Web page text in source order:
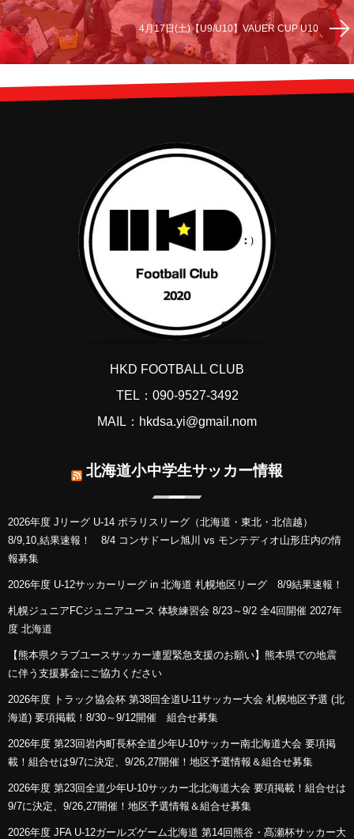
4月17日(土)【U9/U10】VAUER CUP U10
HKD FOOTBALL CLUB
TEL：090-9527-3492
MAIL：hkdsa.yi@gmail.nom
北海道小中学生サッカー情報
2026年度 Jリーグ U-14 ポラリスリーグ（北海道・東北・北信越）
8/9,10,結果速報！ 8/4 コンサドーレ旭川 vs モンテディオ山形庄内の情
報募集
2026年度 U-12サッカーリーグ in 北海道 札幌地区リーグ 8/9結果速報！
札幌ジュニアFCジュニアユース 体験練習会 8/23～9/2 全4回開催 2027年
度 北海道
【熊本県クラブユースサッカー連盟緊急支援のお願い】熊本県での地震
に伴う支援募金にご協力ください
2026年度 トラック協会杯 第38回全道U-11サッカー大会 札幌地区予選 (北
海道) 要項掲載！8/30～9/12開催 組合せ募集
2026年度 第23回岩内町長杯全道少年U-10サッカー南北海道大会 要項掲
載！組合せは9/7に決定、9/26,27開催！地区予選情報＆組合せ募集
2026年度 第23回全道少年U-10サッカー北北海道大会 要項掲載！組合せは
9/7に決定、9/26,27開催！地区予選情報＆組合せ募集
2026年度 JFA U-12ガールズゲーム北海道 第14回熊谷・髙瀬杯サッカー大